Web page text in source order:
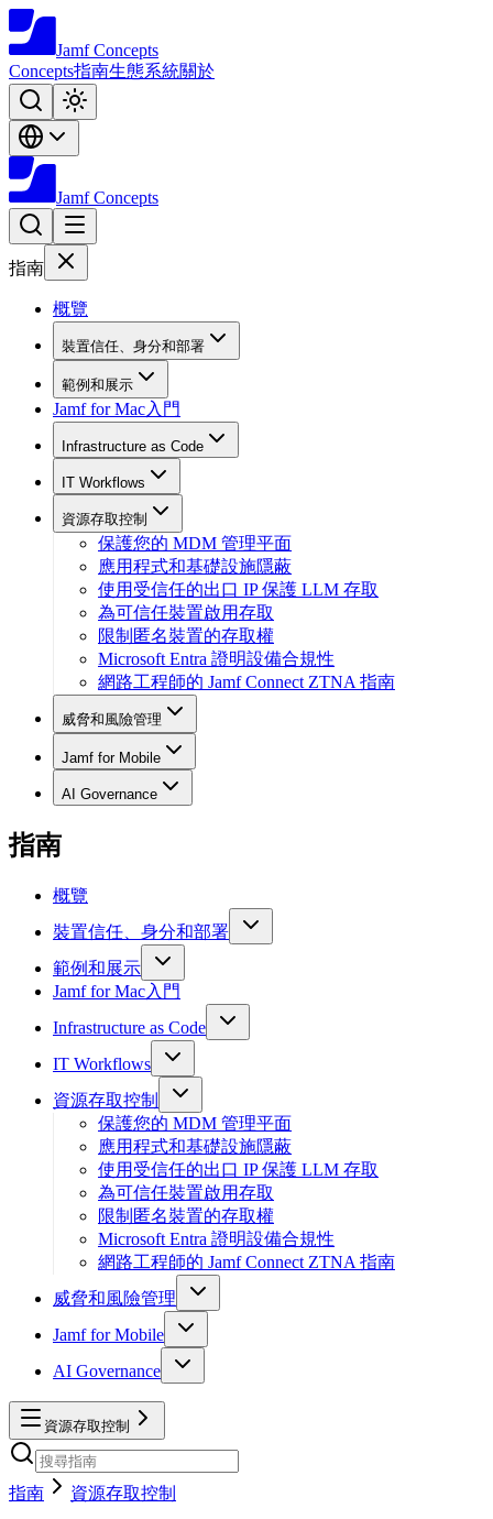
Jamf Concepts
Concepts指南生態系統關於
Jamf Concepts
指南
概覽
裝置信任、身分和部署
範例和展示
Jamf for Mac入門
Infrastructure as Code
IT Workflows
資源存取控制
保護您的 MDM 管理平面
應用程式和基礎設施隱蔽
使用受信任的出口 IP 保護 LLM 存取
為可信任裝置啟用存取
限制匿名裝置的存取權
Microsoft Entra 證明設備合規性
網路工程師的 Jamf Connect ZTNA 指南
威脅和風險管理
Jamf for Mobile
AI Governance
指南
概覽
裝置信任、身分和部署
範例和展示
Jamf for Mac入門
Infrastructure as Code
IT Workflows
資源存取控制
保護您的 MDM 管理平面
應用程式和基礎設施隱蔽
使用受信任的出口 IP 保護 LLM 存取
為可信任裝置啟用存取
限制匿名裝置的存取權
Microsoft Entra 證明設備合規性
網路工程師的 Jamf Connect ZTNA 指南
威脅和風險管理
Jamf for Mobile
AI Governance
資源存取控制
指南 資源存取控制